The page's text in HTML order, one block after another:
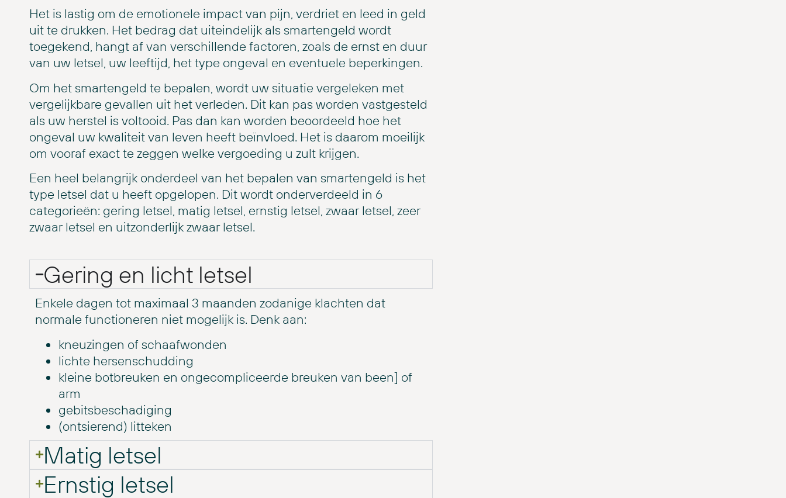
Het is lastig om de emotionele impact van pijn, verdriet en leed in geld
uit te drukken. Het bedrag dat uiteindelijk als smartengeld wordt
toegekend, hangt af van verschillende factoren, zoals de ernst en duur
van uw letsel, uw leeftijd, het type ongeval en eventuele beperkingen.
Om het smartengeld te bepalen, wordt uw situatie vergeleken met
vergelijkbare gevallen uit het verleden. Dit kan pas worden vastgesteld
als uw herstel is voltooid. Pas dan kan worden beoordeeld hoe het
ongeval uw kwaliteit van leven heeft beïnvloed. Het is daarom moeilijk
om vooraf exact te zeggen welke vergoeding u zult krijgen.
Een heel belangrijk onderdeel van het bepalen van smartengeld is het
type letsel dat u heeft opgelopen. Dit wordt onderverdeeld in 6
categorieën: gering letsel, matig letsel, ernstig letsel, zwaar letsel, zeer
zwaar letsel en uitzonderlijk zwaar letsel.
Gering en licht letsel
Enkele dagen tot maximaal 3 maanden zodanige klachten dat
normale functioneren niet mogelijk is. Denk aan:
kneuzingen of schaafwonden
lichte hersenschudding
kleine botbreuken en ongecompliceerde breuken van been] of
arm
gebitsbeschadiging
(ontsierend) litteken
Matig letsel
Ernstig letsel